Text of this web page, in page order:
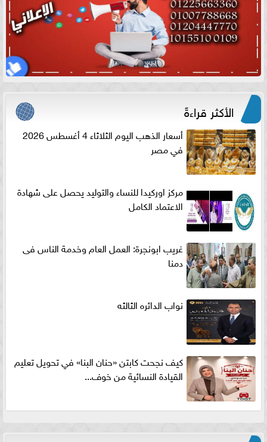
الأكثر قراءةً
أسعار الذهب اليوم الثلاثاء 4 أغسطس 2026
في مصر
مركز اوركيدا للنساء والتوليد يحصل على شهادة
الاعتماد الكامل
غريب ابونجرة: العمل العام وخدمة الناس فى
دمنا
نواب الدائره الثالثه
كيف نجحت كابتن «حنان البنا» في تحويل تعليم
القيادة النسائية من خوف...